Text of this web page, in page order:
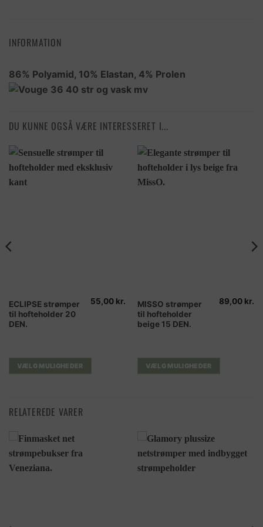
INFORMATION
86% Polyamid, 10% Elastan, 4% Prolen
DU KUNNE OGSÅ VÆRE INTERESSERET I...
ECLIPSE strømper
til hofteholder 20
DEN.
55,00 kr.
VÆLG MULIGHEDER
Dette
vare
har
Mulighederne
kan
varesiden
MISSO strømper
til hofteholder
beige 15 DEN.
89,00 kr.
VÆLG MULIGHEDER
Dette
vare
har
Mulighederne
kan
RELATEREDE VARER